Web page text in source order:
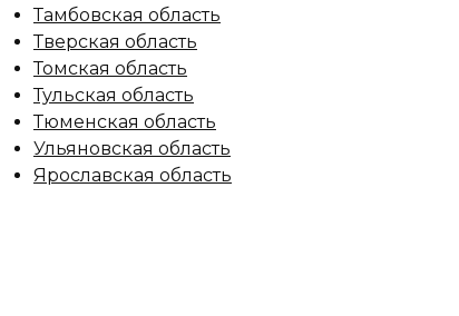
Тамбовская область
Тверская область
Томская область
Тульская область
Тюменская область
Ульяновская область
Ярославская область